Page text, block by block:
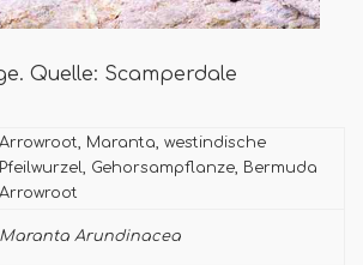
Quelle: Scamperdale
Arrowroot, Maranta, westindische
Pfeilwurzel, Gehorsampflanze, Bermuda
Arrowroot
Maranta Arundinacea